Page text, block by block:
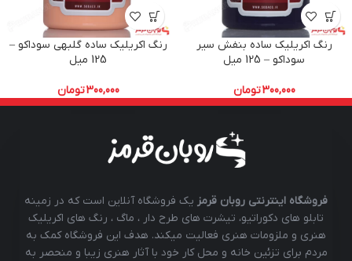
رنگ اکریلیک ساده بنفش سیر
سوداکو – 125 میل
300,000تومان
رنگ اکریلیک ساده گلبهی سوداکو –
125 میل
300,000تومان
فروشگاه اینترنتی روبان قرمز یک فروشگاه آنلاین است که در زمینه
تابلو های دکوراتیو، تیشرت های طرح دار ، ماگ ، رنگ های اکریلیک
هنری و ملزومات هنری فعالیت میکند. هدف این فروشگاه کمک به
مردم برای تزئین خانه و محل کار خود با آثار هنری زیبا و منحصر به